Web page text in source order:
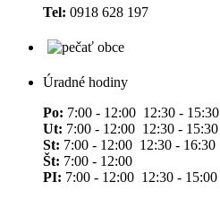
Tel: 0918 628 197
Úradné hodiny
Po: 7:00 - 12:00 12:30 - 15:30
Ut: 7:00 - 12:00 12:30 - 15:30
St: 7:00 - 12:00 12:30 - 16:30
Št: 7:00 - 12:00
PI: 7:00 - 12:00 12:30 - 15:00